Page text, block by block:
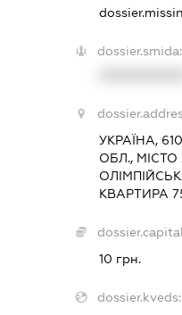
dossier.smida:
УКРАЇНА,
ОБЛ., МІСТО
КВАРТИРА
10 грн.
dossier.kveds: